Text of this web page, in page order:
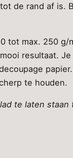
de rand af is.
tot max. 250 g/
resultaat.
te houden.
te laten staan